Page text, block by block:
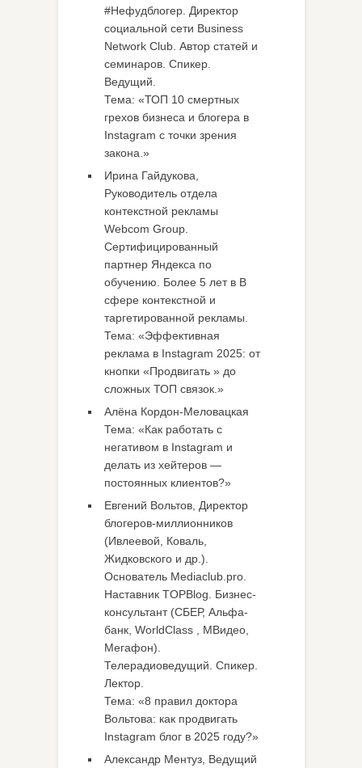
#Нефудблогер. Директор
социальной сети Business
Network Club. Автор статей и
семинаров. Спикер.
Ведущий.
Тема: «ТОП 10 смертных
грехов бизнеса и блогера в
Instagram с точки зрения
закона.»
Ирина Гайдукова,
Руководитель отдела
контекстной рекламы
Webcom Group.
Сертифицированный
партнер Яндекса по
обучению. Более 5 лет в В
сфере контекстной и
таргетированной рекламы.
Тема: «Эффективная
реклама в Instagram 2025: от
кнопки «Продвигать » до
сложных ТОП связок.»
Алёна Кордон-Меловацкая
Тема: «Как работать с
негативом в Instagram и
делать из хейтеров —
постоянных клиентов?»
Евгений Вольтов, Директор
блогеров-миллионников
(Ивлеевой, Коваль,
Жидковского и др.).
Основатель Mediaclub.pro.
Наставник TOPBlog. Бизнес-
консультант (СБЕР, Альфа-
банк, WorldClass , МВидео,
Мегафон).
Телерадиоведущий. Спикер.
Лектор.
Тема: «8 правил доктора
Вольтова: как продвигать
Instagram блог в 2025 году?»
Александр Ментуз, Ведущий